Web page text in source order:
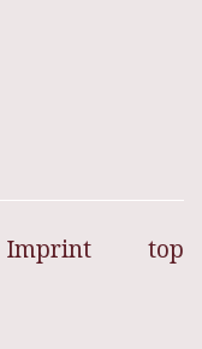
top
Imprint